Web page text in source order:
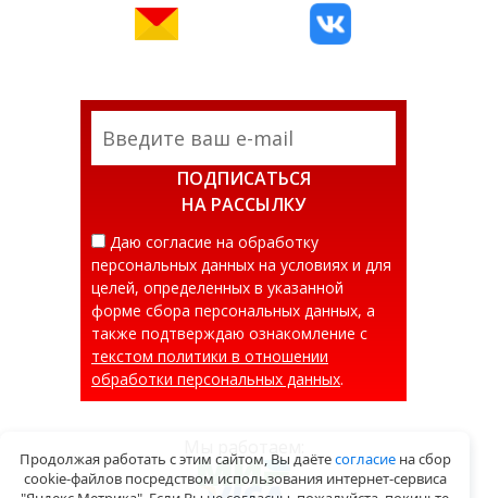
ПОДПИСАТЬСЯ
НА РАССЫЛКУ
Даю согласие на обработку
персональных данных на условиях и для
целей, определенных в указанной
форме сбора персональных данных, а
также подтверждаю ознакомление с
текстом политики в отношении
обработки персональных данных.
Продолжая работать с этим сайтом, Вы даётесогласие на сбор
cookie-файлов посредством использования интернет-сервиса